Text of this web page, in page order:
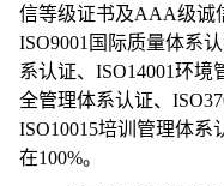
信等级证书及AAA级诚
ISO9001国际质量体系
系认证、ISO14001环境
全管理体系认证、
ISO10015培训管理体
在100%。